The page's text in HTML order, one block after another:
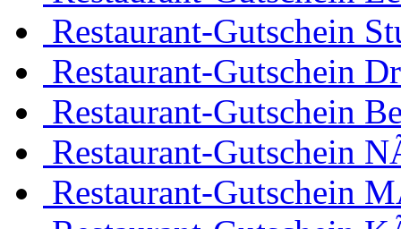
Restaurant-Gutschein
Restaurant-Gutschein
Restaurant-Gutschein
Restaurant-Gutschein
Restaurant-Gutschein